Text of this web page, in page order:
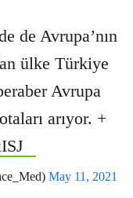
de Avrupa’nın
ülke Türkiye
Avrupa
arıyor. +
May 11, 2021